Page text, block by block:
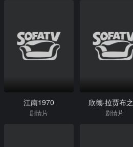
江南1970
剧情片
欣德·拉贾布
剧情片